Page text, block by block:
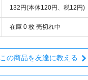
132円(本体120円、税12円)
在庫 0 枚 売切れ中
この商品を友達に教える